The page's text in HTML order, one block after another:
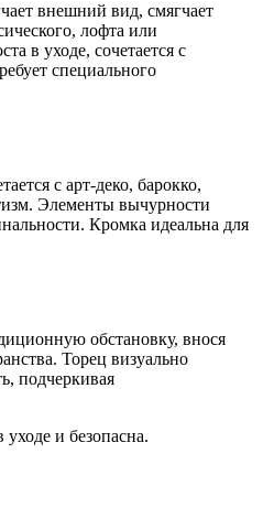
внешний вид, смягчает
лофта или
в уходе, сочетается с
специального
с арт-деко, барокко,
Элементы вычурности
Кромка идеальна для
обстановку, внося
Торец визуально
подчеркивая
уходе и безопасна.